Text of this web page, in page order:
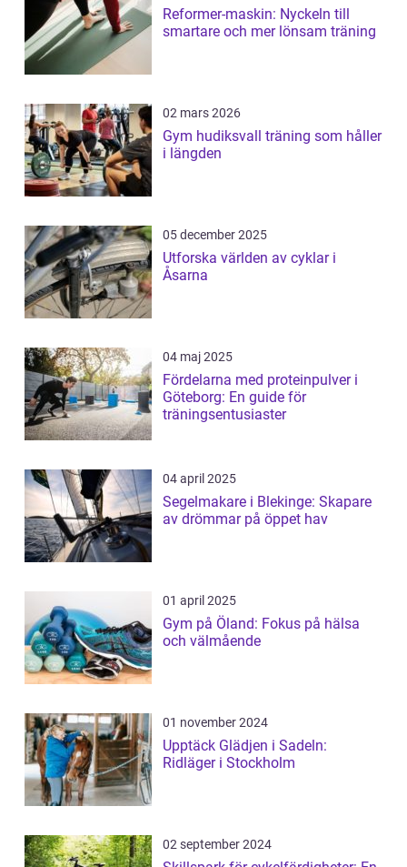
Reformer-maskin: Nyckeln till
smartare och mer lönsam träning
02 mars 2026
Gym hudiksvall träning som håller
i längden
05 december 2025
Utforska världen av cyklar i
Åsarna
04 maj 2025
Fördelarna med proteinpulver i
Göteborg: En guide för
träningsentusiaster
04 april 2025
Segelmakare i Blekinge: Skapare
av drömmar på öppet hav
01 april 2025
Gym på Öland: Fokus på hälsa
och välmående
01 november 2024
Upptäck Glädjen i Sadeln:
Ridläger i Stockholm
02 september 2024